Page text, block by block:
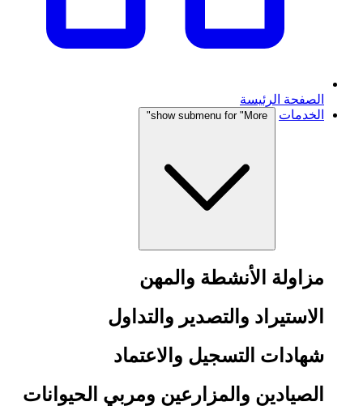
الصفحة الرئيسة
الخدمات
show submenu for "More"
مزاولة الأنشطة والمهن
الاستيراد والتصدير والتداول
شهادات التسجيل والاعتماد
الصيادين والمزارعين ومربي الحيوانات